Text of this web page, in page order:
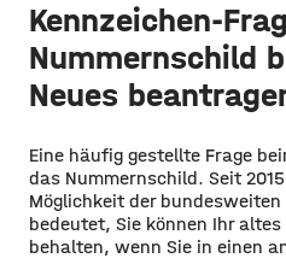
Kennzeichen-
Nummernschild
Neues
Eine häufig gestellte Frage
das Nummernschild. Seit
Möglichkeit der
bedeutet, Sie können Ihr
behalten, wenn Sie in einen